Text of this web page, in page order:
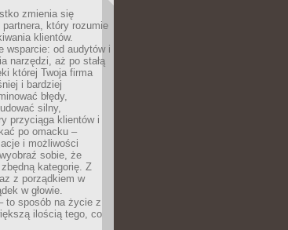
zmienia się
który rozumie
klientów.
wsparcie: od audytów i
narzędzi, aż po stałą
której Twoja firma
i bardziej
błędy,
silny,
przyciąga klientów i
po omacku –
i możliwości
sobie, że
kategorię. Z
z porządkiem w
w głowie.
to sposób na życie z
ilością tego, co